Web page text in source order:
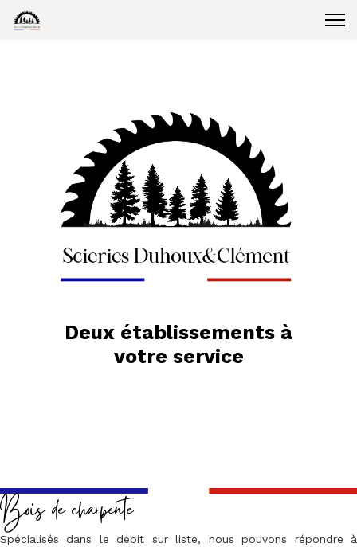
Deux établissements à
votre service
Bois de charpente
Spécialisés dans le débit sur liste, nous pouvons répondre à